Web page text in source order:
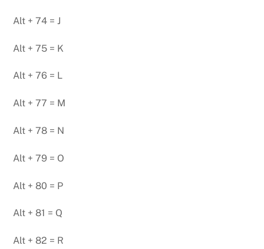
Alt + 74 = J
Alt + 75 = K
Alt + 76 = L
Alt + 77 = M
Alt + 78 = N
Alt + 79 = O
Alt + 80 = P
Alt + 81 = Q
Alt + 82 = R